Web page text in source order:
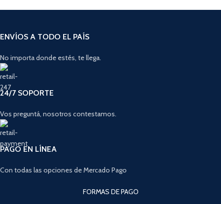
ENVÍOS A TODO EL PAÍS
No importa donde estés, te llega.
24/7 SOPORTE
Vos preguntá, nosotros contestamos.
PAGO EN LÍNEA
Con todas las opciones de Mercado Pago
FORMAS DE PAGO